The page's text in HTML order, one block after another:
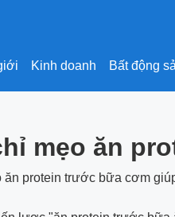
Kinh doanh Bất động
mẹo ăn